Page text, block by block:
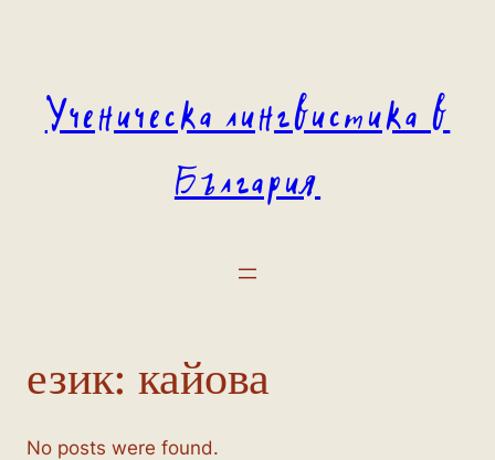
Ученическа лингвистика в
България
език: кайова
No posts were found.